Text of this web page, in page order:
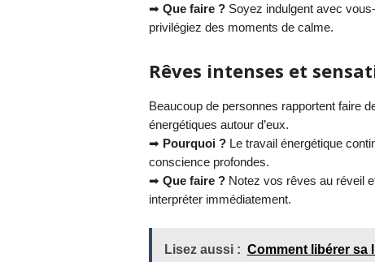
➡ Que faire ?Soyez indulgent avec
privilégiez des moments de calme.
Rêves intenses et
Beaucoup de personnes rapportent faire
énergétiques autour d’eux.
➡ Pourquoi ?Le travail énergétique
conscience profondes.
➡ Que faire ?Notez vos rêves au réveil
interpréter immédiatement.
Lisez aussi : Comment libérer sa